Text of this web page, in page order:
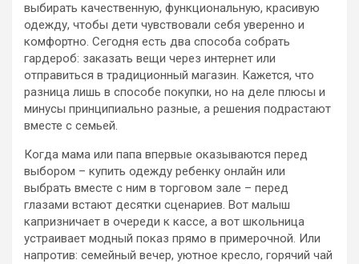
выбирать качественную, функциональную, красивую
одежду, чтобы дети чувствовали себя уверенно и
комфортно. Сегодня есть два способа собрать
гардероб: заказать вещи через интернет или
отправиться в традиционный магазин. Кажется, что
разница лишь в способе покупки, но на деле плюсы и
минусы принципиально разные, а решения подрастают
вместе с семьей.
Когда мама или папа впервые оказываются перед
выбором – купить одежду ребенку онлайн или
выбрать вместе с ним в торговом зале – перед
глазами встают десятки сценариев. Вот малыш
капризничает в очереди к кассе, а вот школьница
устраивает модный показ прямо в примерочной. Или
напротив: семейный вечер, уютное кресло, горячий чай